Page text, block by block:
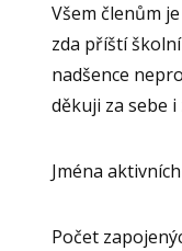
Všem členům
zda příští
nadšence
děkuji za sebe i
Jména
Počet